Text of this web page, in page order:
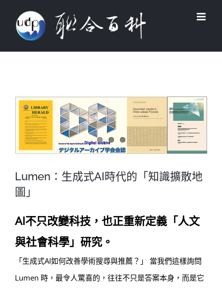
content
View
Larger
Image
Lumen：生成式AI時代的「知識擴散地
圖」
AI不只改變科技，也正重新定義「人文
與社會科學」研究。
「生成式AI如何改善學術搜尋與推薦？」 當我們這樣詢問
Lumen 時，最令人驚喜的，往往不只是答案本身，而是它